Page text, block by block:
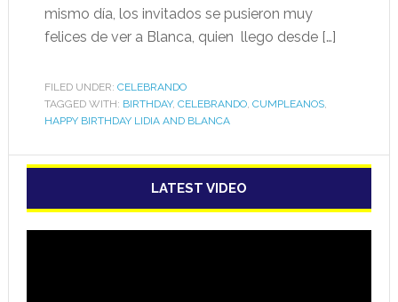
mismo día, los invitados se pusieron muy
felices de ver a Blanca, quien llego desde […]
FILED UNDER: CELEBRANDO
TAGGED WITH: BIRTHDAY, CELEBRANDO, CUMPLEANOS,
HAPPY BIRTHDAY LIDIA AND BLANCA
LATEST VIDEO